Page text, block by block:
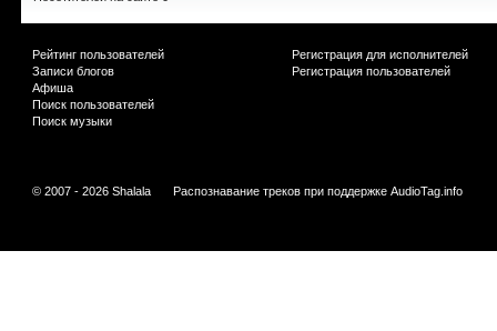
Рейтинг пользователей
Записи блогов
Афиша
Поиск пользователей
Поиск музыки
Регистрация для исполнителей
Регистрация пользователей
© 2007 - 2026 Shalala Распознавание треков при поддержке AudioTag.info